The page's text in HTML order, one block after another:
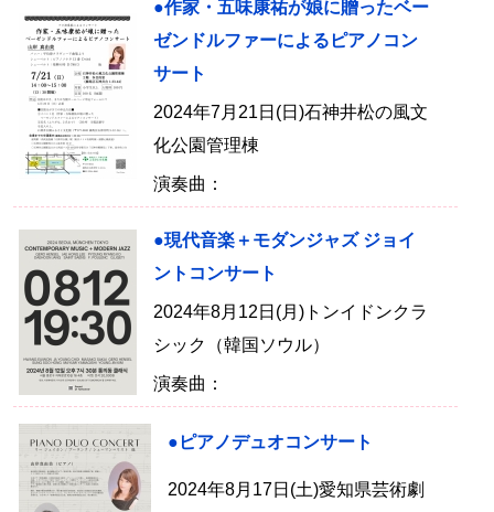
●作家・五味康祐が娘に贈ったベー
ゼンドルファーによるピアノコン
サート
2024年7月21日(日)石神井松の風文
化公園管理棟
演奏曲：
●現代音楽＋モダンジャズ ジョイ
ントコンサート
2024年8月12日(月)トンイドンクラ
シック（韓国ソウル）
演奏曲：
●ピアノデュオコンサート
2024年8月17日(土)愛知県芸術劇